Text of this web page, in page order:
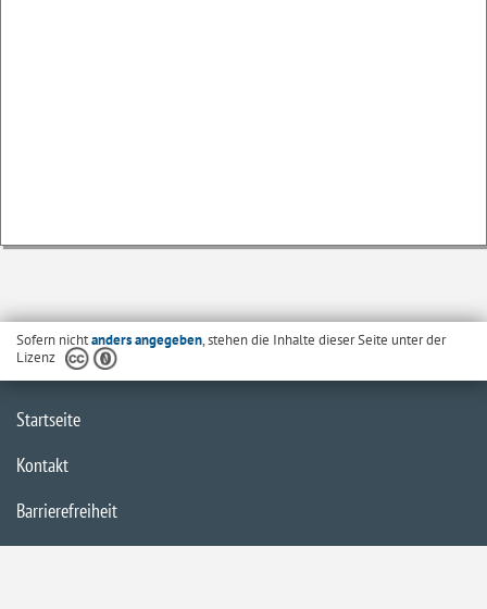
Sofern nichtanders angegeben, stehen die Inhalte dieser Seite unter der
Lizenz
Startseite
Kontakt
Barrierefreiheit